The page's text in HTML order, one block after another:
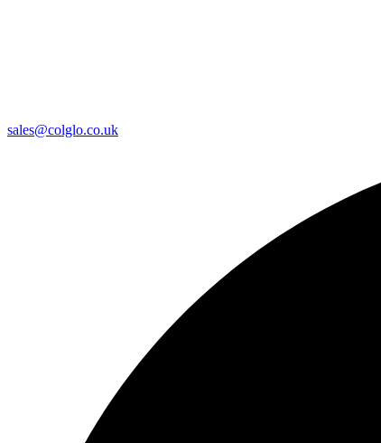
sales@colglo.co.uk